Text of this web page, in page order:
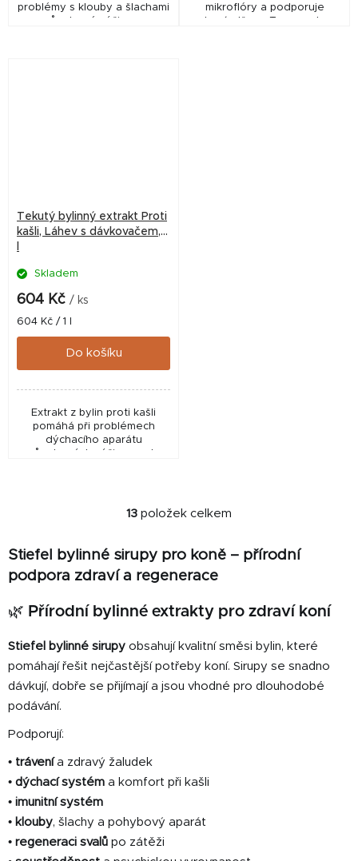
problémy s klouby a šlachami
způsobené výživou a
mikroflóry a podporuje
zdravá střeva. Ta se potom
Tekutý bylinný extrakt Proti
kašli, Láhev s dávkovačem, 1
Skladem
604 Kč / ks
Měrná
cena:
604 Kč / 1 l
Do košíku
Extrakt z bylin proti kašli
pomáhá při problémech
dýchacího aparátu
O
l
á
a
í
p
r
p
s
13 položek celkem
Stiefel bylinné sirupy pro koně – přírodní
podpora zdraví a regenerace
🌿 Přírodní bylinné extrakty pro zdraví koní
Stiefel bylinné sirupy obsahují kvalitní směsi bylin, které
pomáhají řešit nejčastější potřeby koní. Sirupy se snadno
dávkují, dobře se přijímají a jsou vhodné pro dlouhodobé
podávání.
Podporují:
• trávenía zdravý žaludek
• dýchací systém a komfort při kašli
• imunitní systém
• klouby, šlachy a pohybový aparát
• regeneraci svalů po zátěži